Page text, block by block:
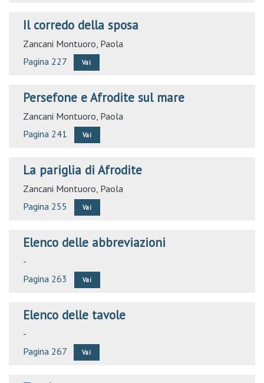
Il corredo della sposa
Zancani Montuoro, Paola
Pagina 227
Vai
Persefone e Afrodite sul mare
Zancani Montuoro, Paola
Pagina 241
Vai
La pariglia di Afrodite
Zancani Montuoro, Paola
Pagina 255
Vai
Elenco delle abbreviazioni
-
Pagina 263
Vai
Elenco delle tavole
-
Pagina 267
Vai